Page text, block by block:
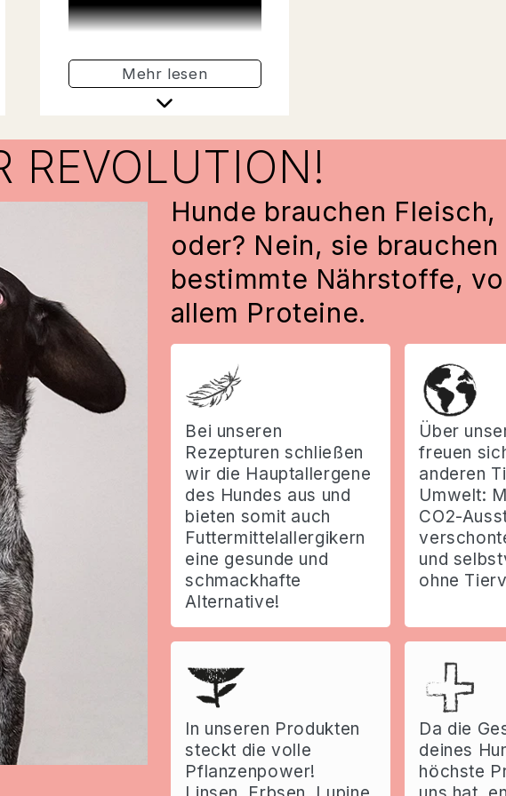
satt macht und Energie
Mehr lesen
REVOLUTION!
Hunde brauchen Fleisch,
oder? Nein, sie brauchen
bestimmte Nährstoffe,
allem Proteine.
Bei unseren
Rezepturen schließen
wir die Hauptallergene
des Hundes aus und
bieten somit auch
Futtermittelallergikern
eine gesunde und
schmackhafte
Alternative!
Über
freuen
anderen
Umwelt:
CO2-
und
ohne
In unseren Produkten
steckt die volle
Pflanzenpower!
Da die
deines
höchste